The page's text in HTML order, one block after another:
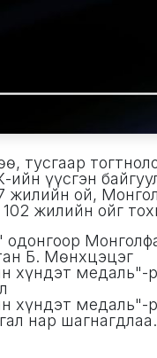
тусгаар
үүсгэн
жилийн ой,
жилийн ойг
одонгоор
Б. Мөнхцэцэг
хүндэт медаль"-
хүндэт медаль"-
нар шагнагдлаа.